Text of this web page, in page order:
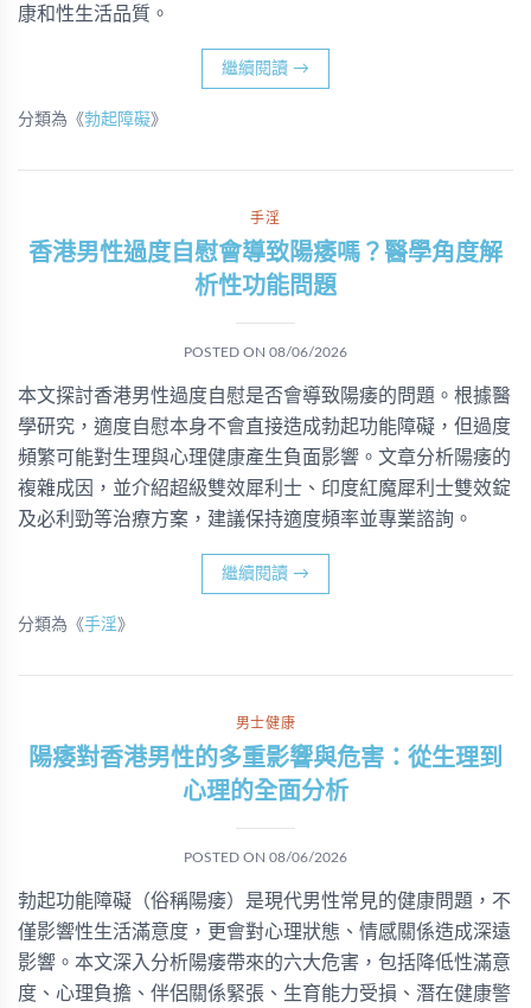
康和性生活品質。
繼續閱讀 →
分類為《勃起障礙》
手淫
香港男性過度自慰會導致陽痿嗎？醫學角度解
析性功能問題
POSTED ON 08/06/2026
本文探討香港男性過度自慰是否會導致陽痿的問題。根據醫
學研究，適度自慰本身不會直接造成勃起功能障礙，但過度
頻繁可能對生理與心理健康產生負面影響。文章分析陽痿的
複雜成因，並介紹超級雙效犀利士、印度紅魔犀利士雙效錠
及必利勁等治療方案，建議保持適度頻率並專業諮詢。
繼續閱讀 →
分類為《手淫》
男士健康
陽痿對香港男性的多重影響與危害：從生理到
心理的全面分析
POSTED ON 08/06/2026
勃起功能障礙（俗稱陽痿）是現代男性常見的健康問題，不
僅影響性生活滿意度，更會對心理狀態、情感關係造成深遠
影響。本文深入分析陽痿帶來的六大危害，包括降低性滿意
度、心理負擔、伴侶關係緊張、生育能力受損、潛在健康警